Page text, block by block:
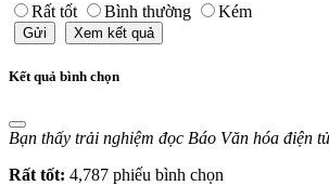
Rất tốt Bình thường Kém
Gửi Xem kết quả
Kết quả bình chọn
Bạn thấy trải nghiệm đọc Báo Văn hóa điện
Rất tốt: 4,787 phiếu bình chọn